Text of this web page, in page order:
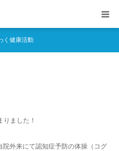
く健康活動
ました！
外来にて認知症予防の体操（コグ